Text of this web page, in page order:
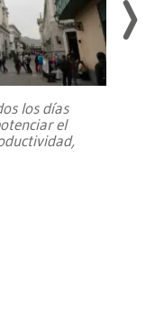
los días
el